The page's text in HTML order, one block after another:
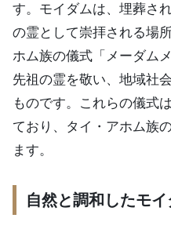
す。モイダムは、埋葬さ
の霊として崇拝される場
ホム族の儀式「メーダム
先祖の霊を敬い、地域社
ものです。これらの儀式
ており、タイ・アホム族
ます。
自然と調和したモ